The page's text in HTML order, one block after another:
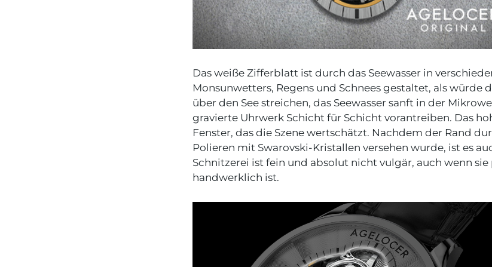
Das weiße Zifferblatt ist durch das Seewasser in
Monsunwetters, Regens und Schnees gestaltet, als würde
über den See streichen, das Seewasser sanft in der
gravierte Uhrwerk Schicht für Schicht vorantreiben. Das
Fenster, das die Szene wertschätzt. Nachdem der Rand
Polieren mit Swarovski-Kristallen versehen wurde, ist es
Schnitzerei ist fein und absolut nicht vulgär, auch wenn
handwerklich ist.